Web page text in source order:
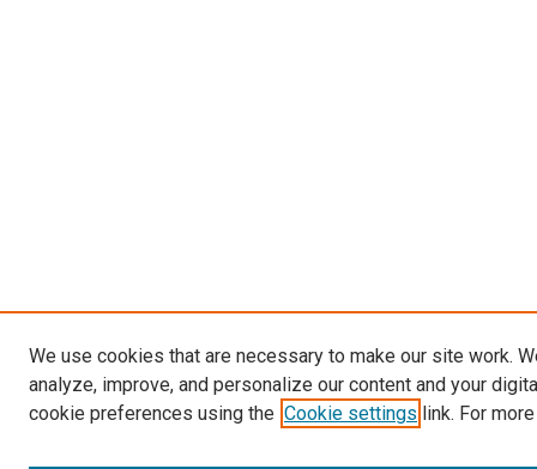
We use cookies that are necessary to make our site work.
analyze, improve, and personalize our content and your
cookie preferences using the Cookie settings link. For